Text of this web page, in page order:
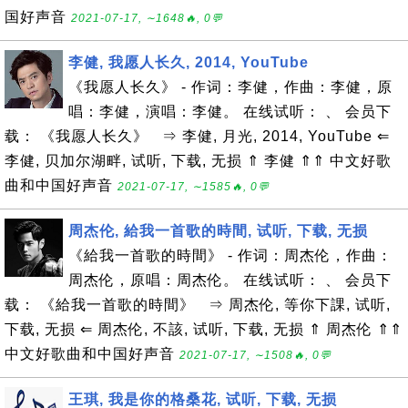
国好声音 2021-07-17, ∼1648🔥, 0💬
李健, 我愿人长久, 2014, YouTube
《我愿人长久》 - 作词：李健，作曲：李健，原
唱：李健，演唱：李健。 在线试听： 、 会员下
载： 《我愿人长久》 ⇒ 李健, 月光, 2014, YouTube ⇐
李健, 贝加尔湖畔, 试听, 下载, 无损 ⇑ 李健 ⇑⇑ 中文好歌
曲和中国好声音 2021-07-17, ∼1585🔥, 0💬
周杰伦, 給我一首歌的時間, 试听, 下载, 无损
《給我一首歌的時間》 - 作词：周杰伦，作曲：
周杰伦，原唱：周杰伦。 在线试听： 、 会员下
载： 《給我一首歌的時間》 ⇒ 周杰伦, 等你下課, 试听,
下载, 无损 ⇐ 周杰伦, 不該, 试听, 下载, 无损 ⇑ 周杰伦 ⇑⇑
中文好歌曲和中国好声音 2021-07-17, ∼1508🔥, 0💬
王琪, 我是你的格桑花, 试听, 下载, 无损